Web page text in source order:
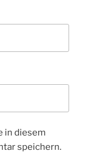
in diesem
speichern.